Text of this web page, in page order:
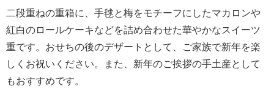
二段重ねの重箱に、手毬と梅をモチーフにしたマカロンや
紅白のロールケーキなどを詰め合わせた華やかなスイーツ
重です。おせちの後のデザートとして、ご家族で新年を楽
しくお祝いください。また、新年のご挨拶の手土産として
もおすすめです。